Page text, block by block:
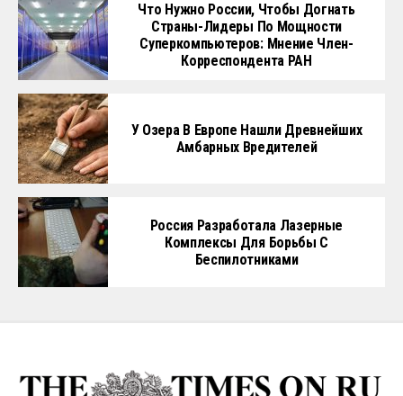
Что Нужно России, Чтобы Догнать
Страны-Лидеры По Мощности
Суперкомпьютеров: Мнение Член-
Корреспондента РАН
У Озера В Европе Нашли Древнейших
Амбарных Вредителей
Россия Разработала Лазерные
Комплексы Для Борьбы С
Беспилотниками